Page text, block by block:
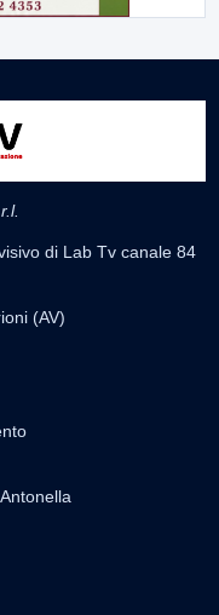
di Lab Tv canale 84
(AV)